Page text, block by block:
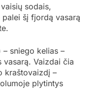
sodais,
šį fjordą vasarą
– sniego kelias –
vasarą. Vaizdai čia
kraštovaizdį –
plytintys